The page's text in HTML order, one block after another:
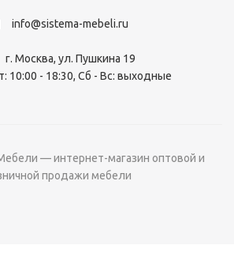
info@sistema-mebeli.ru
г. Москва, ул. Пушкина 19
10:00 - 18:30, Сб - Вс: выходные
— интернет-магазин оптовой и
продажи мебели